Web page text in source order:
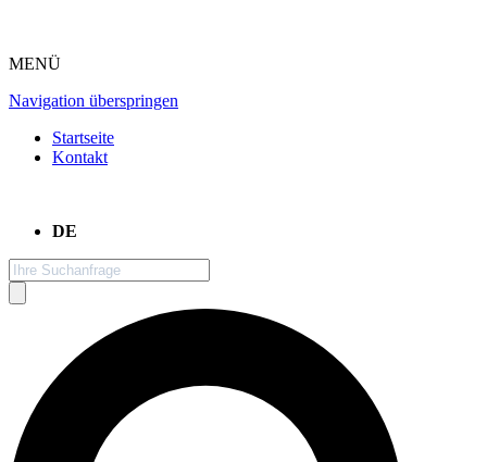
MENÜ
Navigation überspringen
Startseite
Kontakt
DE